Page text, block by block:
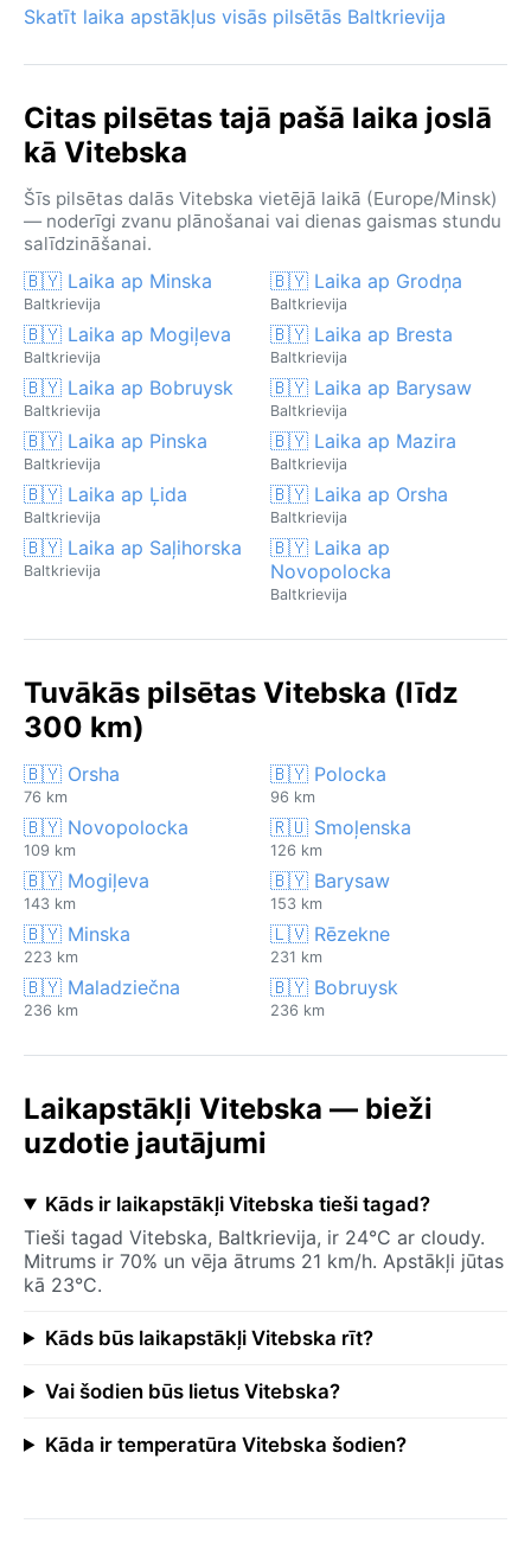
Skatīt laika apstākļus visās pilsētās Baltkrievija
Citas pilsētas tajā pašā laika joslā
kā Vitebska
Šīs pilsētas dalās Vitebska vietējā laikā (Europe/Minsk)
— noderīgi zvanu plānošanai vai dienas gaismas stundu
salīdzināšanai.
🇧🇾 Laika ap Minska
Baltkrievija
🇧🇾 Laika ap Grodņa
Baltkrievija
🇧🇾 Laika ap Mogiļeva
Baltkrievija
🇧🇾 Laika ap Bresta
Baltkrievija
🇧🇾 Laika ap Bobruysk
Baltkrievija
🇧🇾 Laika ap Barysaw
Baltkrievija
🇧🇾 Laika ap Pinska
Baltkrievija
🇧🇾 Laika ap Mazira
Baltkrievija
🇧🇾 Laika ap Ļida
Baltkrievija
🇧🇾 Laika ap Orsha
Baltkrievija
🇧🇾 Laika ap Saļihorska
Baltkrievija
🇧🇾 Laika ap
Novopolocka
Baltkrievija
Tuvākās pilsētas Vitebska (līdz
300 km)
🇧🇾 Orsha
76 km
🇧🇾 Polocka
96 km
🇧🇾 Novopolocka
109 km
🇷🇺 Smoļenska
126 km
🇧🇾 Mogiļeva
143 km
🇧🇾 Barysaw
153 km
🇧🇾 Minska
223 km
🇱🇻 Rēzekne
231 km
🇧🇾 Maladziečna
236 km
🇧🇾 Bobruysk
236 km
Laikapstākļi Vitebska — bieži
uzdotie jautājumi
Kāds ir laikapstākļi Vitebska tieši tagad?
Tieši tagad Vitebska, Baltkrievija, ir 24°C ar cloudy.
Mitrums ir 70% un vēja ātrums 21 km/h. Apstākļi jūtas
kā 23°C.
Kāds būs laikapstākļi Vitebska rīt?
Vai šodien būs lietus Vitebska?
Kāda ir temperatūra Vitebska šodien?